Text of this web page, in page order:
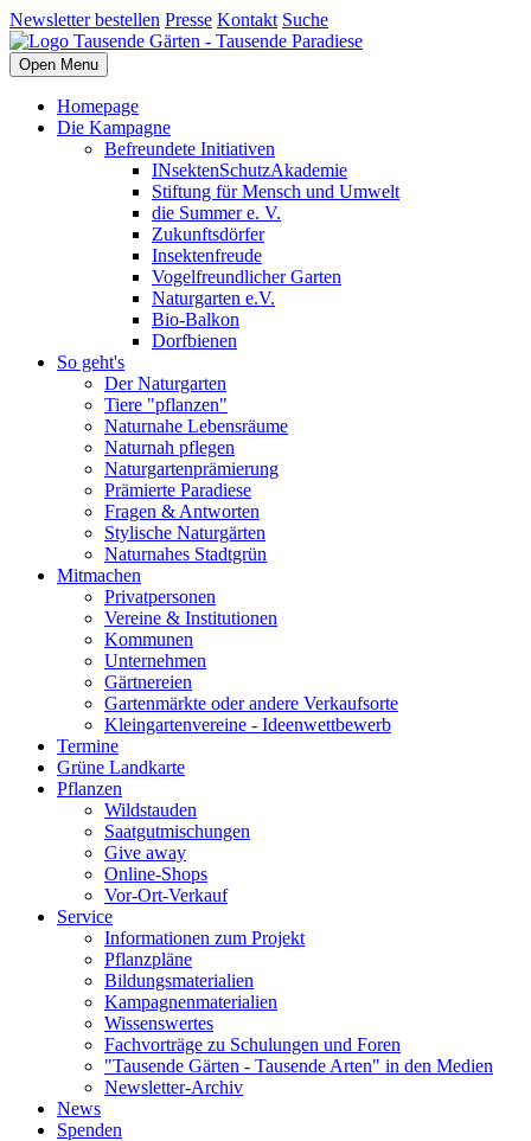
Newsletter bestellen Presse Kontakt Suche
Open Menu
Homepage
Die Kampagne
Befreundete Initiativen
INsektenSchutzAkademie
Stiftung für Mensch und Umwelt
die Summer e. V.
Zukunftsdörfer
Insektenfreude
Vogelfreundlicher Garten
Naturgarten e.V.
Bio-Balkon
Dorfbienen
So geht's
Der Naturgarten
Tiere "pflanzen"
Naturnahe Lebensräume
Naturnah pflegen
Naturgartenprämierung
Prämierte Paradiese
Fragen & Antworten
Stylische Naturgärten
Naturnahes Stadtgrün
Mitmachen
Privatpersonen
Vereine & Institutionen
Kommunen
Unternehmen
Gärtnereien
Gartenmärkte oder andere Verkaufsorte
Kleingartenvereine - Ideenwettbewerb
Termine
Grüne Landkarte
Pflanzen
Wildstauden
Saatgutmischungen
Give away
Online-Shops
Vor-Ort-Verkauf
Service
Informationen zum Projekt
Pflanzpläne
Bildungsmaterialien
Kampagnenmaterialien
Wissenswertes
Fachvorträge zu Schulungen und Foren
"Tausende Gärten - Tausende Arten" in den Medien
Newsletter-Archiv
News
Spenden